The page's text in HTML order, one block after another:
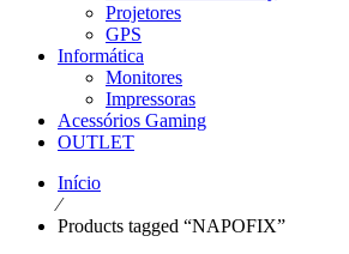
Projetores
GPS
Informática
Monitores
Impressoras
Acessórios Gaming
OUTLET
Início
⁄
Products tagged “NAPOFIX”